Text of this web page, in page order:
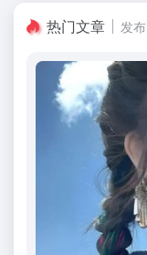
热门文章 发布